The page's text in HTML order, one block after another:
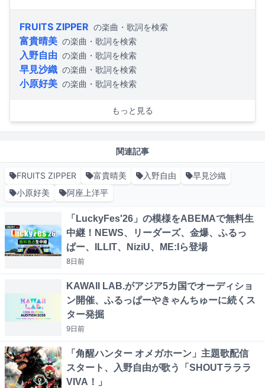
FRUITS ZIPPER の楽曲・歌詞を検索
富貴晴美 の楽曲・歌詞を検索
入野自由 の楽曲・歌詞を検索
早見沙織 の楽曲・歌詞を検索
小原好美 の楽曲・歌詞を検索
もっと見る
関連記事
FRUITS ZIPPER 富貴晴美 入野自由
早見沙織
小原好美
阿座上洋平
「LuckyFes'26」の模様をABEMAで無料生
中継！NEWS、リーダーズ、金爆、ふるっ
ぱー、ILLIT、NiziU、ME:Iら登場
8日前
KAWAII LAB.がアジア5カ国でオーディショ
ン開催、ふるっぱーやきゃんちゅーに続くス
ター発掘
9日前
「角醒ハンター オメガホーン」主題歌配信
スタート、入野自由が歌う「SHOUTラララ
VIVA！」